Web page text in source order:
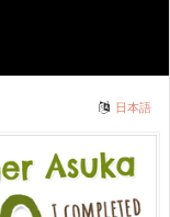
日本語